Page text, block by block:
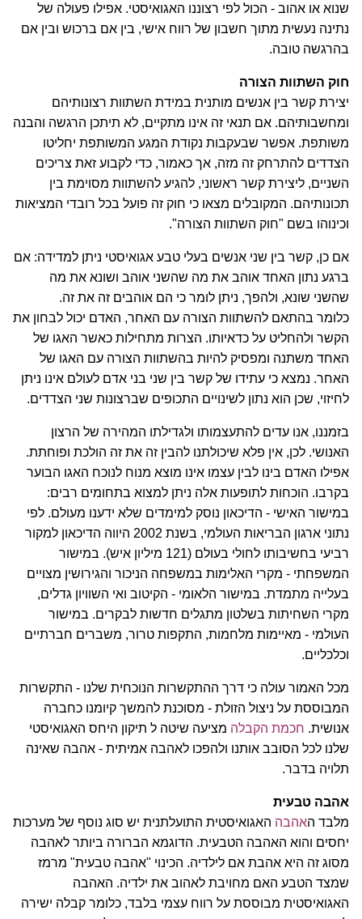
שנוא או אהוב - הכול לפי רצוננו האגואיסטי. אפילו פעולה של
נתינה נעשית מתוך חשבון של רווח אישי, בין אם ברכוש ובין אם
בהרגשה טובה.
חוק השתוות הצורה
יצירת קשר בין אנשים מותנית במידת השתוות רצונותיהם
ומחשבותיהם. אם תנאי זה אינו מתקיים, לא תיתכן הרגשה והבנה
משותפת. אפשר שבעקבות נקודת המגע המשותפת יחליטו
הצדדים להתרחק זה מזה, אך כאמור, כדי לקבוע זאת צריכים
השניים, ליצירת קשר ראשוני, להגיע להשתוות מסוימת בין
תכונותיהם. המקובלים מצאו כי חוק זה פועל בכל רובדי המציאות
וכינוהו בשם "חוק השתוות הצורה".
אם כן, קשר בין שני אנשים בעלי טבע אגואיסטי ניתן למדידה: אם
ברגע נתון האחד אוהב את מה שהשני אוהב ושונא את מה
שהשני שונא, ולהפך, ניתן לומר כי הם אוהבים זה את זה.
כלומר בהתאם להשתוות הצורה עם האחר, האדם יכול לבחון את
הקשר ולהחליט על כדאיותו. הצרות מתחילות כאשר האגו של
האחד משתנה ומפסיק להיות בהשתוות הצורה עם האגו של
האחר. נמצא כי עתידו של קשר בין שני בני אדם לעולם אינו ניתן
לחיזוי, שכן הוא נתון לשינויים התכופים שברצונות שני הצדדים.
בזמננו, אנו עדים להתעצמותו ולגדילתו המהירה של הרצון
האנושי. לכן, אין פלא שיכולתנו להבין זה את זה הולכת ופוחתת.
אפילו האדם בינו לבין עצמו אינו מוצא מנוח לנוכח האגו הבוער
בקרבו. הוכחות לתופעות אלה ניתן למצוא בתחומים רבים:
במישור האישי - הדיכאון נוסק למימדים שלא ידענו מעולם. לפי
נתוני ארגון הבריאות העולמי, בשנת 2002 היווה הדיכאון למקור
רביעי בחשיבותו לחולי בעולם (121 מיליון איש). במישור
המשפחתי - מקרי האלימות במשפחה הניכור והגירושין מצויים
בעלייה מתמדת. במישור הלאומי - הקיטוב ואי השוויון גדלים,
מקרי השחיתות בשלטון מתגלים חדשות לבקרים. במישור
העולמי - מאיימות מלחמות, התקפות טרור, משברים חברתיים
וכלכליים.
מכל האמור עולה כי דרך ההתקשרות הנוכחית שלנו - התקשרות
המבוססת על ניצול הזולת - מסוכנת להמשך קיומנו כחברה
אנושית. חכמת הקבלה מציעה שיטה ל תיקון היחס האגואיסטי
שלנו לכל הסובב אותנו ולהפכו לאהבה אמיתית - אהבה שאינה
תלויה בדבר.
אהבה טבעית
מלבד האהבה האגואיסטית התועלתנית יש סוג נוסף של מערכות
יחסים והוא האהבה הטבעית. הדוגמא הברורה ביותר לאהבה
מסוג זה היא אהבת אם לילדיה. הכינוי "אהבה טבעית" מרמז
שמצד הטבע האם מחויבת לאהוב את ילדיה. האהבה
האגואיסטית מבוססת על רווח עצמי בלבד, כלומר קבלה ישירה